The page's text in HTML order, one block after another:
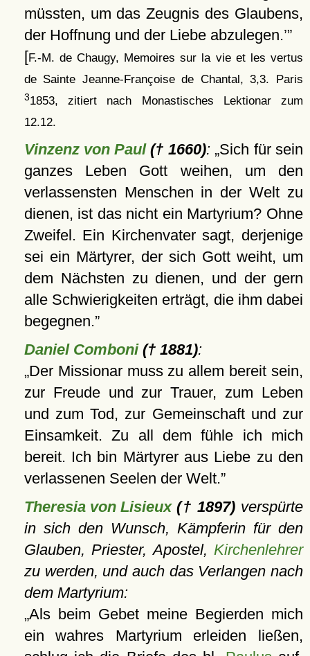
müssten, um das Zeugnis des Glaubens,
der Hoffnung und der Liebe abzulegen.
[F.-M. de Chaugy, Memoires sur la vie et les vertus
de Sainte Jeanne-Françoise de Chantal, 3,3. Paris
31853, zitiert nach Monastisches Lektionar zum
12.12.
Vinzenz von Paul(† 1660): Sich für sein
ganzes Leben Gott weihen, um den
verlassensten Menschen in der Welt zu
dienen, ist das nicht ein Martyrium? Ohne
Zweifel. Ein Kirchenvater sagt, derjenige
sei ein Märtyrer, der sich Gott weiht, um
dem Nächsten zu dienen, und der gern
alle Schwierigkeiten erträgt, die ihm dabei
begegnen.
Daniel Comboni(† 1881):
Der Missionar muss zu allem bereit sein,
zur Freude und zur Trauer, zum Leben
und zum Tod, zur Gemeinschaft und zur
Einsamkeit. Zu all dem fühle ich mich
bereit. Ich bin Märtyrer aus Liebe zu den
verlassenen Seelen der Welt.
Theresia von Lisieux(† 1897) verspürte
in sich den Wunsch, Kämpferin für den
Glauben, Priester, Apostel, Kirchenlehrer
zu werden, und auch das Verlangen nach
dem Martyrium:
Als beim Gebet meine Begierden mich
ein wahres Martyrium erleiden ließen,